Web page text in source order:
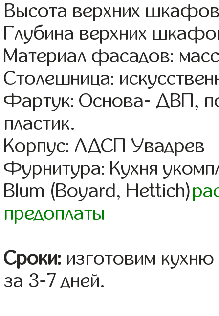
Высота верхних
Глубина верхних
Материал фасадов:
Столешница:
Фартук: Основа- ДВП,
пластик.
Корпус: ЛДСП Увадрев
Фурнитура: Кухня
Blum (Boyard, Hettich)
предоплаты
Сроки: изготовим
за 3-7 дней.